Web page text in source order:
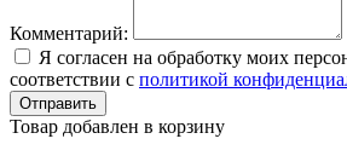
Комментарий:
Я согласен на обработку моих
соответствии с политикой
Отправить
Товар добавлен в корзину